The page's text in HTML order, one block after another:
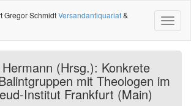
Gregor SchmidtVersandantiquariat&
(Hrsg.): Konkrete
mit Theologen im
Institut Frankfurt (Main)